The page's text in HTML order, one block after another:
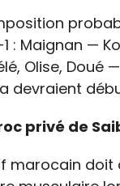
: Maignan —
Olise, Doué
devraient
privé de
marocain doit